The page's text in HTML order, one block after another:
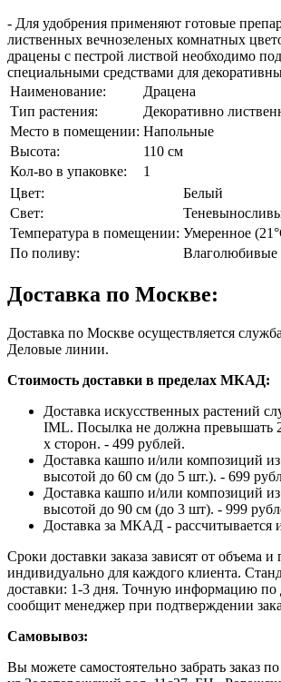
- Для удобрения применяют готовые
лиственных вечнозеленых комнатных
драцены с пестрой листвой необходимо
специальными средствами для
Наименование:
Драцена
Тип растения:
Декоративно
Место в помещении: Напольные
Высота:
110 см
Кол-во в упаковке:
1
Цвет:
Белый
Свет:
Температура в помещении: Умеренное
По поливу:
Влаголюбивые
Доставка по Москве:
Доставка по Москве осуществляется
Деловые линии.
Стоимость доставки в пределах МКАД:
Доставка искусственных растений
IML. Посылка не должна превышать
х сторон. - 499 рублей.
Доставка кашпо и/или композиций
высотой до 60 см (до 5 шт.). - 699
Доставка кашпо и/или композиций
высотой до 90 см (до 3 шт). - 999
Доставка за МКАД - рассчитывается
Сроки доставки заказа зависят от объема
индивидуально для каждого клиента.
доставки: 1-3 дня. Точную информацию по
сообщит менеджер при подтверждении
Самовывоз:
Вы можете самостоятельно забрать заказ